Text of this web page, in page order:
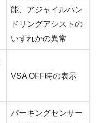
能、アジャイルハン
ドリングアシストの
いずれかの異常
VSA OFF時の表示
パーキングセンサー